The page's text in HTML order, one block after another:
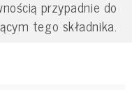
przypadnie do
tego składnika.